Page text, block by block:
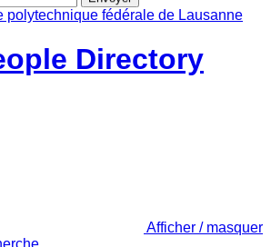
Directory
Afficher / masquer